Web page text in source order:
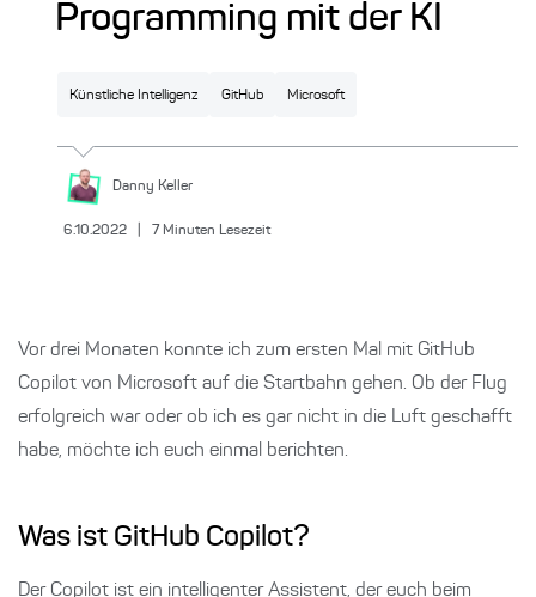
Programming mit der KI
Künstliche Intelligenz GitHub Microsoft
Danny Keller
6.10.2022 7 Minuten Lesezeit
Vor drei Monaten konnte ich zum ersten Mal mit GitHub
Copilot von Microsoft auf die Startbahn gehen. Ob der Flug
erfolgreich war oder ob ich es gar nicht in die Luft geschafft
habe, möchte ich euch einmal berichten.
Was ist GitHub Copilot?
Der Copilot ist ein intelligenter Assistent, der euch beim